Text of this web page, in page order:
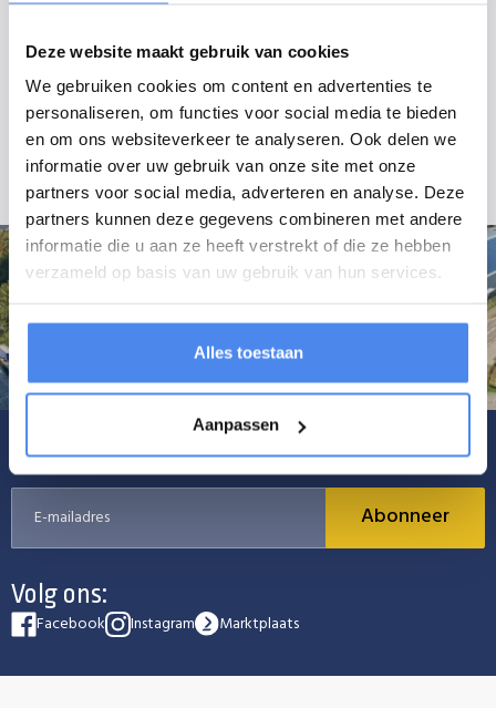
Deze website maakt gebruik van cookies
We gebruiken cookies om content en advertenties te
personaliseren, om functies voor social media te bieden
en om ons websiteverkeer te analyseren. Ook delen we
informatie over uw gebruik van onze site met onze
partners voor social media, adverteren en analyse. Deze
partners kunnen deze gegevens combineren met andere
informatie die u aan ze heeft verstrekt of die ze hebben
verzameld op basis van uw gebruik van hun services.
Alles toestaan
Aanpassen
Sterk doek voor goederenvervoer, van fijnmazig gaasdoek. Afmeting is
405x200 cm met 20 cm flappen, totale afmeting 445x240 cm met
uitgesneden hoeken. Ogen om de 50 cm voor bevestiging. Inclusief
elastiekkoord; spanrubbers zijn op aanvraag verkrijgbaar.
Schrijf je in voor onze nieuwsbrief
Abonneer
Volg ons:
Facebook Instagram Marktplaats